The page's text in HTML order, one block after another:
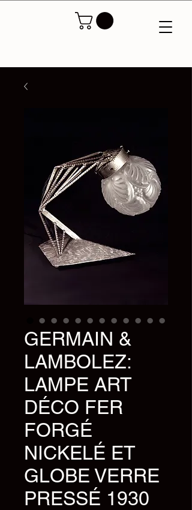
GERMAIN &
LAMBOLEZ:
LAMPE ART
DÉCO FER
FORGÉ
NICKELÉ ET
GLOBE VERRE
PRESSÉ 1930